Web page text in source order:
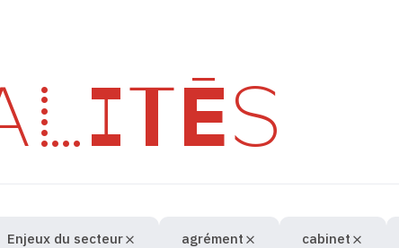
Enjeux du secteur agrément cabinet